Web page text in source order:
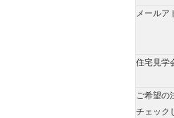
メールア
住宅見学
ご希望の
チェック